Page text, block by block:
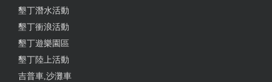
墾丁潛水活動
墾丁衝浪活動
墾丁遊樂園區
墾丁陸上活動
吉普車,沙灘車